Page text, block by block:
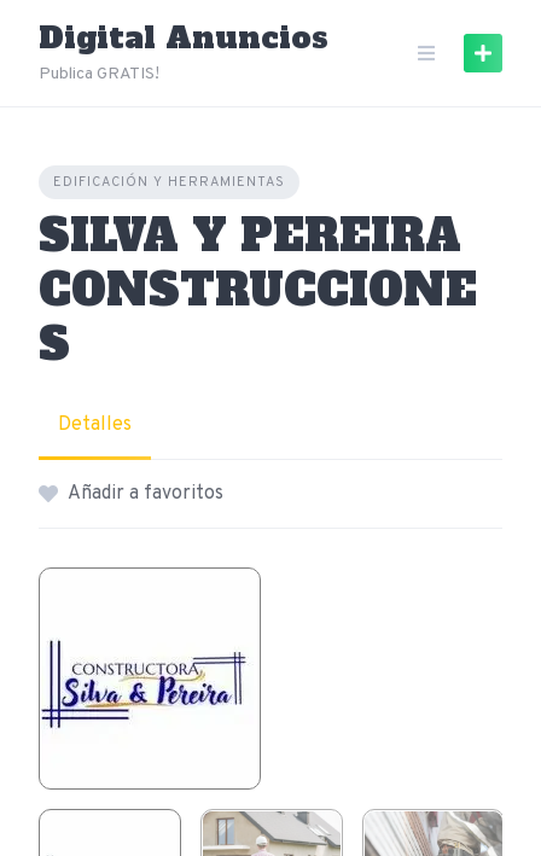
content
Digital Anuncios
Publica GRATIS!
EDIFICACIÓN Y HERRAMIENTAS
SILVA Y PEREIRA
CONSTRUCCIONE
S
Detalles
Añadir a favoritos